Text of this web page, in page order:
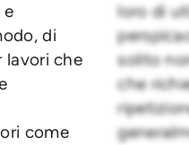
e
di
lavori che
come
loro di
solito
che